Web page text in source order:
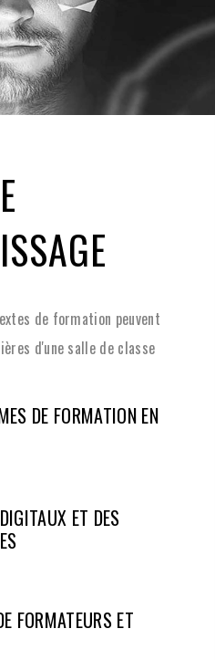
de formation peuvent
d'une salle de classe
DE FORMATION EN
ET DES
FORMATEURS ET